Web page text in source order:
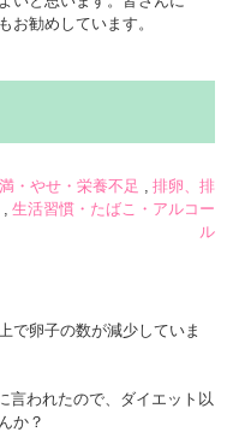
お勧めしています。
・やせ・栄養不足
排卵、排
生活習慣・たばこ・アルコー
ル
で卵子の数が減少していま
言われたので、ダイエット以
か？